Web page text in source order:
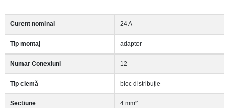
Curent nominal 24 A
Tip montaj adaptor
Numar Conexiuni 12
Tip clemă bloc distribuție
Sectiune 4 mm²